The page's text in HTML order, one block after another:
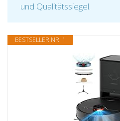
und Qualitätssiegel.
BESTSELLER NR. 1